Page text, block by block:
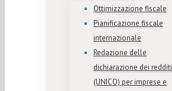
Ottimizzazione fiscale
Pianificazione fiscale
internazionale
Redazione delle
dichiarazione dei redditi
(UNICO) per imprese e